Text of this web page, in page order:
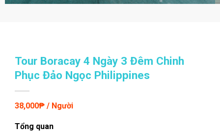
Tour Boracay 4 Ngày 3 Đêm Chinh
Phục Đảo Ngọc Philippines
38,000₱ / Người
Tổng quan